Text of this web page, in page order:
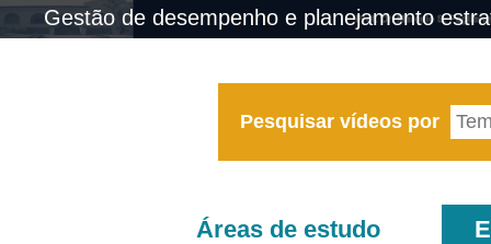
Gestão de desempenho e planejamento
Pesquisar vídeos por
Áreas de estudo